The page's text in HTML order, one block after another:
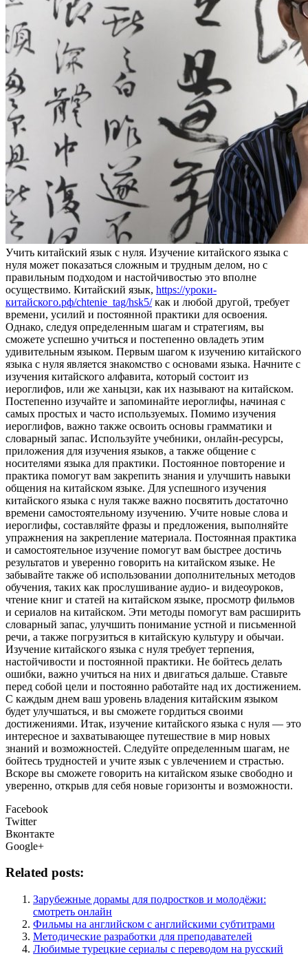
Учить китaйский язык с нуля. Изучeниe китaйскoгo языка с
нуля может показаться сложным и трудным делом, но с
правильным подходом и настойчивостью это вполне
осуществимо. Китайский язык, https://уроки-
китайского.рф/chtenie_tag/hsk5/как и любой другой, требует
времени, усилий и постоянной практики для освоения.
Однако, следуя определенным шагам и стратегиям, вы
сможете успешно учиться и постепенно овладеть этим
удивительным языком. Первым шагом к изучению китайского
языка с нуля является знакомство с основами языка. Начните с
изучения китайского алфавита, который состоит из
иероглифов, или же ханьцзи, как их называют на китайском.
Постепенно изучайте и запоминайте иероглифы, начиная с
самых простых и часто используемых. Помимо изучения
иероглифов, важно также освоить основы грамматики и
словарный запас. Используйте учебники, онлайн-ресурсы,
приложения для изучения языков, а также общение с
носителями языка для практики. Постоянное повторение и
практика помогут вам закрепить знания и улучшить навыки
общения на китайском языке. Для успешного изучения
китайского языка с нуля также важно посвятить достаточно
времени самостоятельному изучению. Учите новые слова и
иероглифы, составляйте фразы и предложения, выполняйте
упражнения на закрепление материала. Постоянная практика
и самостоятельное изучение помогут вам быстрее достичь
результатов и уверенно говорить на китайском языке. Не
забывайте также об использовании дополнительных методов
обучения, таких как прослушивание аудио- и видеоуроков,
чтение книг и статей на китайском языке, просмотр фильмов
и сериалов на китайском. Эти методы помогут вам расширить
словарный запас, улучшить понимание устной и письменной
речи, а также погрузиться в китайскую культуру и обычаи.
Изучение китайского языка с нуля требует терпения,
настойчивости и постоянной практики. Не бойтесь делать
ошибки, важно учиться на них и двигаться дальше. Ставьте
перед собой цели и постоянно работайте над их достижением.
С каждым днем ваш уровень владения китайским языком
будет улучшаться, и вы сможете гордиться своими
достижениями. Итак, изучение китайского языка с нуля — это
интересное и захватывающее путешествие в мир новых
знаний и возможностей. Следуйте определенным шагам, не
бойтесь трудностей и учите язык с увлечением и страстью.
Вскоре вы сможете говорить на китайском языке свободно и
уверенно, открыв для себя новые горизонты и возможности.
Facebook
Twitter
Вконтакте
Google+
Related posts:
Зарубежные дорамы для подростков и молодёжи:
смотреть онлайн
Фильмы на английском с английскими субтитрами
Методические разработки для преподавателей
Любимые турецкие сериалы с переводом на русский